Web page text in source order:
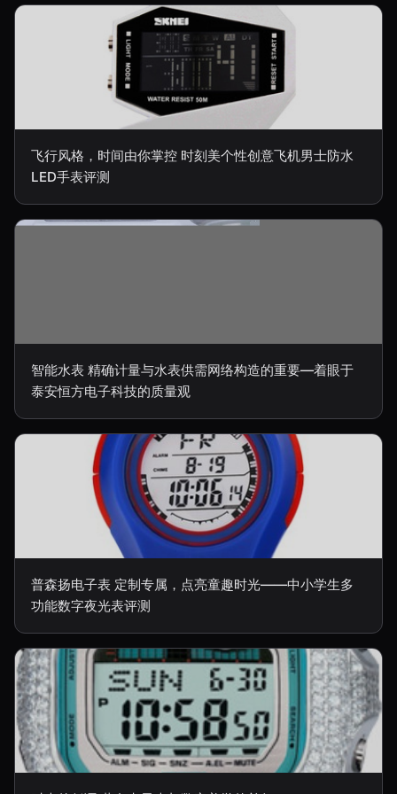
飞行风格，时间由你掌控 时刻美个性创意飞机男士防水
LED手表评测
智能水表 精确计量与水表供需网络构造的重要—着眼于
泰安恒方电子科技的质量观
普森扬电子表 定制专属，点亮童趣时光——中小学生多
功能数字夜光表评测